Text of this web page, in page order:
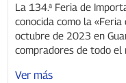
La 134.ª Feria de
conocida como la
octubre de 2023 en
compradores de todo el
Ver más